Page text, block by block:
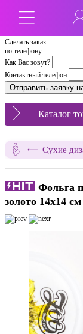
Сделать заказ
по телефону
Как Вас зовут?
Контактный телефон
Каталог
Сухие
Фольга
золото 14x14 см